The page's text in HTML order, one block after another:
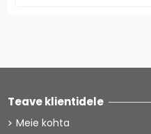
Teave klientidele
Meie kohta